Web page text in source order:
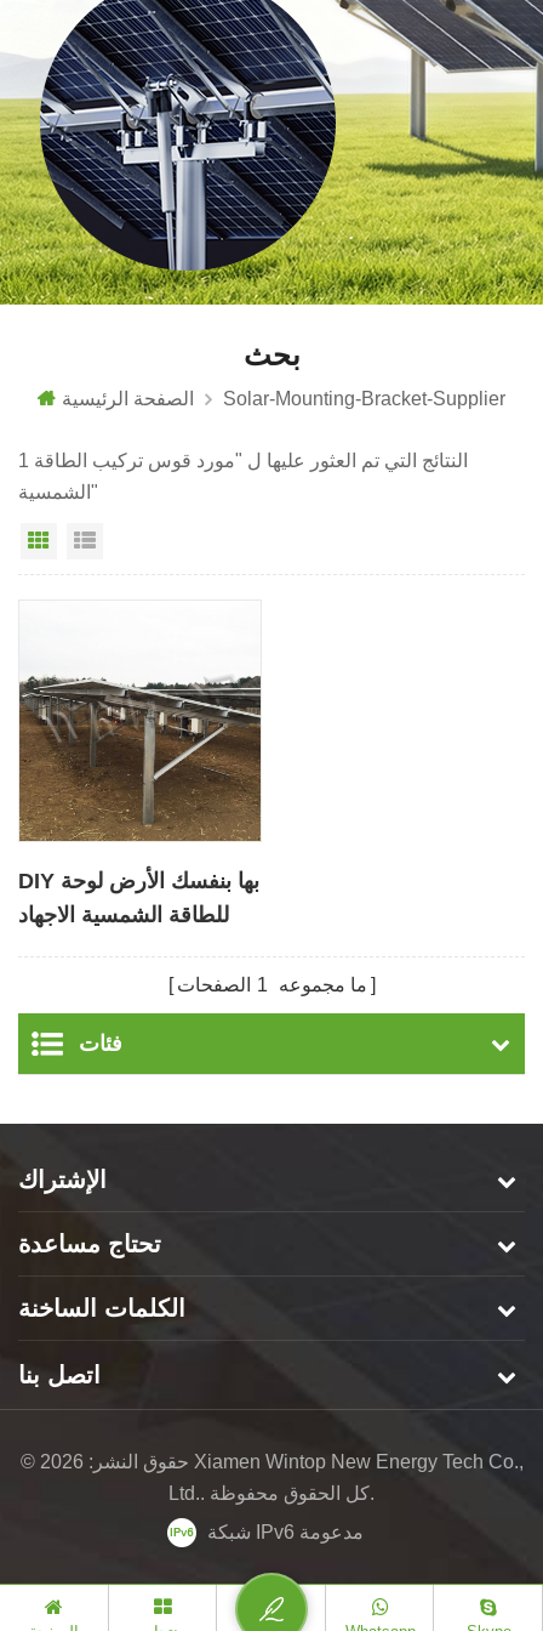
بحث
الصفحة الرئيسية Solar-Mounting-Bracket-Supplier
1 النتائج التي تم العثور عليها ل "مورد قوس تركيب الطاقة
الشمسية"
عرض شبكي
DIY بها بنفسك الأرض لوحة
للطاقة الشمسية الاجهاد
ما مجموعه 1 الصفحات
فئات
الإشتراك
تحتاج مساعدة
الكلمات الساخنة
اتصل بنا
© حقوق النشر: 2026 Xiamen Wintop New Energy Tech Co.,
Ltd.. كل الحقوق محفوظة.
شبكة IPv6 مدعومة